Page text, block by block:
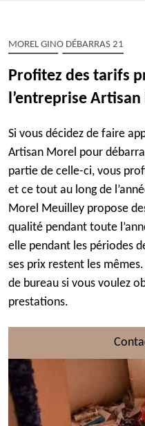
MOREL GINO DÉBARRAS 21
Profitez des tarifs
l’entreprise
Si vous décidez de faire
Artisan Morel pour
partie de celle-ci, vous
et ce tout au long de
Morel Meuilley propose
qualité pendant toute
elle pendant les périodes
ses prix restent les
de bureau si vous voulez
prestations.